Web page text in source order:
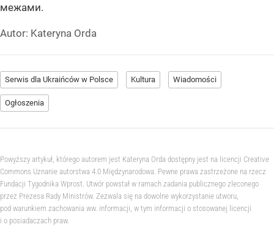
межами.
Autor: Kateryna Orda
Serwis dla Ukraińców w Polsce Kultura Wiadomości
Ogłoszenia
Powyższy artykuł, którego autorem jest Kateryna Orda dostępny jest na licencji Creative
Commons Uznanie autorstwa 4.0 Międzynarodowa. Pewne prawa zastrzeżone na rzecz
Fundacji Tygodnika Wprost. Utwór powstał w ramach zadania publicznego zleconego
przez Prezesa Rady Ministrów. Zezwala się na dowolne wykorzystanie utworu,
pod warunkiem zachowania ww. informacji, w tym informacji o stosowanej licencji
i o posiadaczach praw.